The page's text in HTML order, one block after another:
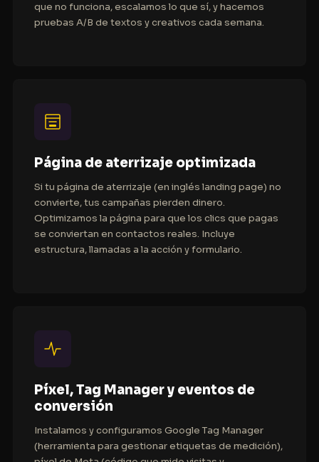
que no funciona, escalamos lo que sí, y hacemos
pruebas A/B de textos y creativos cada semana.
Página de aterrizaje optimizada
Si tu página de aterrizaje (en ingléslanding page) no
convierte, tus campañas pierden dinero.
Optimizamos la página para que los clics que pagas
se conviertan en contactos reales. Incluye
estructura, llamadas a la acción y formulario.
Píxel, Tag Manager y eventos de
conversión
Instalamos y configuramos Google Tag Manager
(herramienta para gestionar etiquetas de medición),